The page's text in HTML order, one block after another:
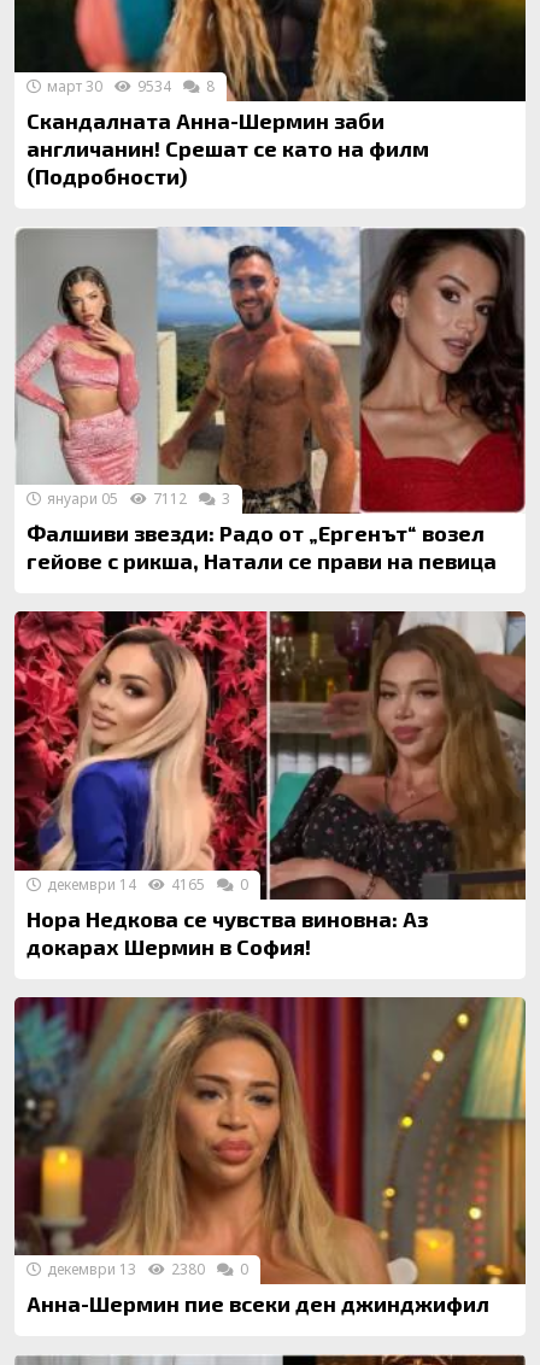
Скандалната Анна-Шермин заби
англичанин! Срешат се като на филм
(Подробности)
март 30 9534 8
Фалшиви звезди: Радо от „Ергенът“ возел
гейове с рикша, Натали се прави на певица
януари 05 7112 3
Нора Недкова се чувства виновна: Аз
докарах Шермин в София!
декември 14 4165 0
Анна-Шермин пие всеки ден джинджифил
декември 13 2380 0